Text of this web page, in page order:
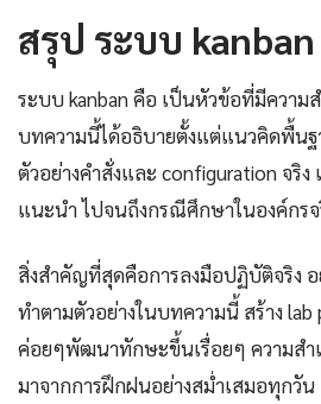
สรุป ระบบ
ระบบ kanban คือ เป็นหัวข้อที่มีความ
บทความนี้ได้อธิบายตั้งแต่แนวคิดพื้นฐ
ตัวอย่างคำสั่งและ configuration จริ
แนะนำ ไปจนถึงกรณีศึกษาในองค์กรจ
สิ่งสำคัญที่สุดคือการลงมือปฏิบัติจริง
ทำตามตัวอย่างในบทความนี้ สร้าง lab
ค่อยๆพัฒนาทักษะขึ้นเรื่อยๆ ความสำเ
มาจากการฝึกฝนอย่างสม่ำเสมอทุกวัน